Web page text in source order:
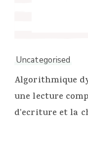
Uncategorised
Algorithmique
une lecture
d'ecriture et la